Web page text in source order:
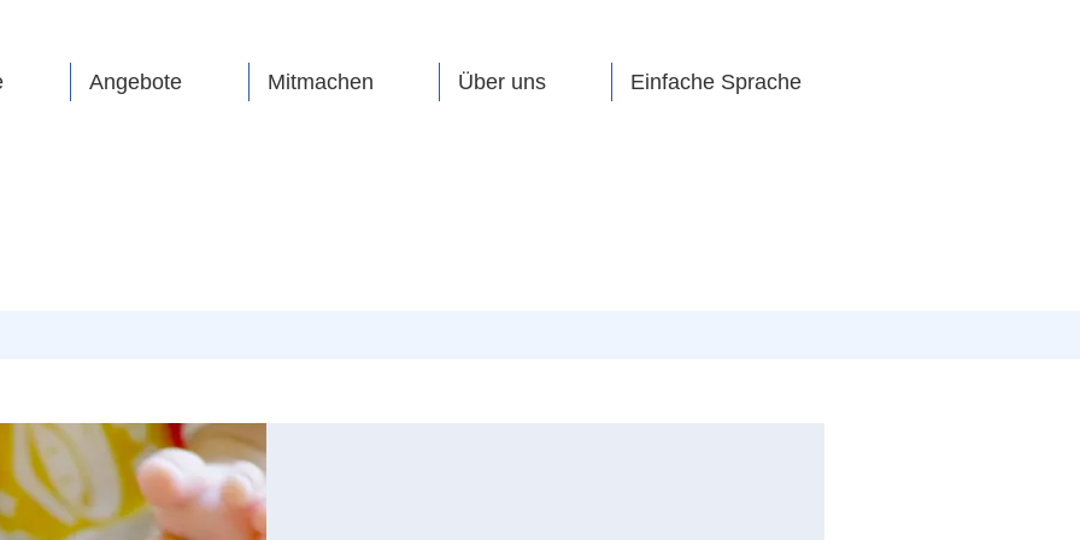
Angebote Mitmachen Über uns Einfache Sprache